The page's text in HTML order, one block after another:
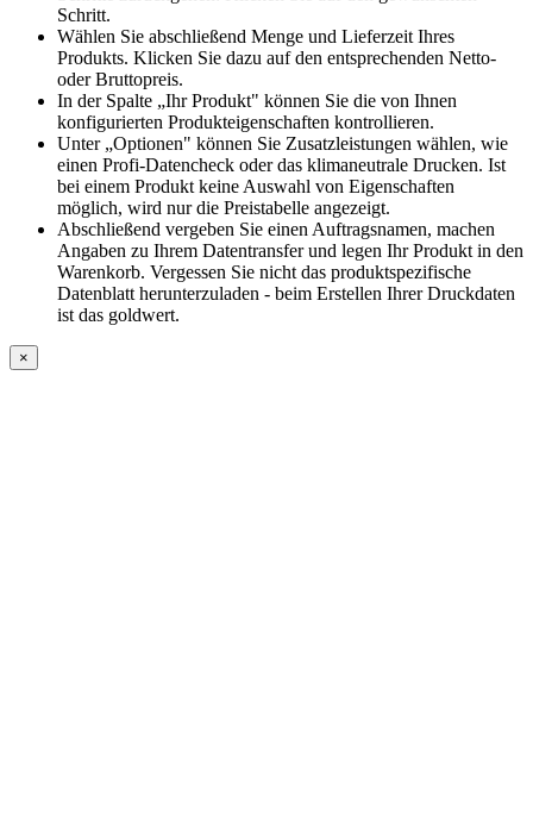
Schritt.
Wählen Sie abschließend Menge und Lieferzeit Ihres
Produkts. Klicken Sie dazu auf den entsprechenden Netto-
oder Bruttopreis.
In der Spalte „Ihr Produkt" können Sie die von Ihnen
konfigurierten Produkteigenschaften kontrollieren.
Unter „Optionen" können Sie Zusatzleistungen wählen, wie
einen Profi-Datencheck oder das klimaneutrale Drucken. Ist
bei einem Produkt keine Auswahl von Eigenschaften
möglich, wird nur die Preistabelle angezeigt.
Abschließend vergeben Sie einen Auftragsnamen, machen
Angaben zu Ihrem Datentransfer und legen Ihr Produkt in den
Warenkorb. Vergessen Sie nicht das produktspezifische
Datenblatt herunterzuladen - beim Erstellen Ihrer Druckdaten
ist das goldwert.
×